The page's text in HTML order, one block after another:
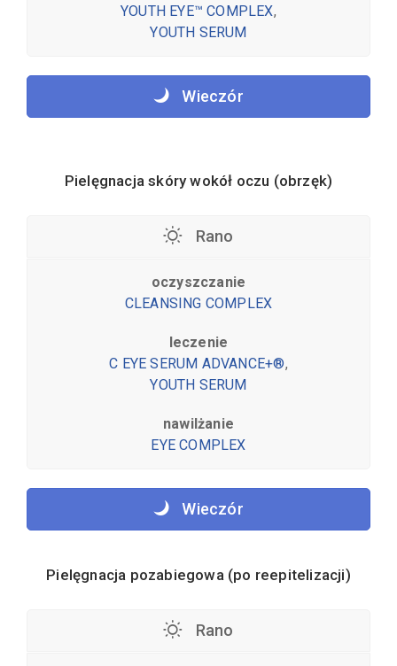
YOUTH EYE™ COMPLEX,
YOUTH SERUM
Wieczór
Pielęgnacja skóry wokół oczu (obrzęk)
Rano
oczyszczanie
CLEANSING COMPLEX
leczenie
C EYE SERUM ADVANCE+®,
YOUTH SERUM
nawilżanie
EYE COMPLEX
Wieczór
Pielęgnacja pozabiegowa (po reepitelizacji)
Rano